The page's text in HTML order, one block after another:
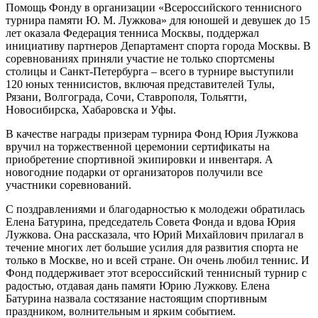
Помощь Фонду в организации «Всероссийского теннисного
турнира памяти Ю. М. Лужкова» для юношей и девушек до 15
лет оказала Федерация тенниса Москвы, поддержал
инициативу партнеров Департамент спорта города Москвы. В
соревнованиях приняли участие не только спортсмены
столицы и Санкт-Петербурга – всего в турнире выступили
120 юных теннисистов, включая представителей Тулы,
Рязани, Волгограда, Сочи, Ставрополя, Тольятти,
Новосибирска, Хабаровска и Уфы.
В качестве награды призерам турнира Фонд Юрия Лужкова
вручил на торжественной церемонии сертификаты на
приобретение спортивной экипировки и инвентаря. А
новогодние подарки от организаторов получили все
участники соревнований.
С поздравлениями и благодарностью к молодежи обратилась
Елена Батурина, председатель Совета Фонда и вдова Юрия
Лужкова. Она рассказала, что Юрий Михайлович прилагал в
течение многих лет большие усилия для развития спорта не
только в Москве, но и всей стране. Он очень любил теннис. И
Фонд поддерживает этот всероссийский теннисный турнир с
радостью, отдавая дань памяти Юрию Лужкову. Елена
Батурина назвала состязание настоящим спортивным
праздником, волнительным и ярким событием.